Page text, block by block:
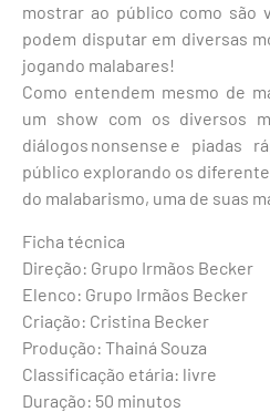
mostrar ao público como são
podem disputar em diversas
jogando malabares!
Como entendem mesmo de
um show com os diversos
diálogos nonsense e piadas
público explorando os
do malabarismo, uma de suas
Ficha técnica
Direção: Grupo Irmãos Becker
Elenco: Grupo Irmãos Becker
Criação: Cristina Becker
Produção: Thainá Souza
Classificação etária: livre
Duração: 50 minutos